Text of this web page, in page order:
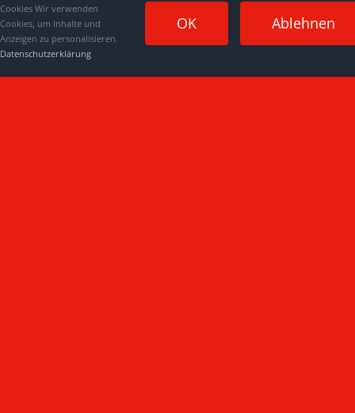
Cookies Wir verwenden
Cookies, um Inhalte und
Anzeigen zu personalisieren.
Datenschutzerklärung
OK Ablehnen